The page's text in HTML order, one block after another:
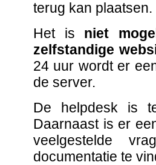
terug kan plaatsen.
Het is niet
zelfstandige
24 uur wordt er
de server.
De helpdesk is
Daarnaast is er
veelgestelde
documentatie te